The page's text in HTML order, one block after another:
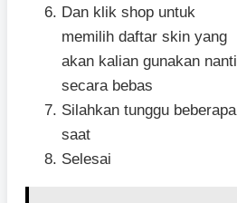
Dan klik shop untuk
memilih daftar skin yang
akan kalian gunakan nanti
secara bebas
Silahkan tunggu beberapa
saat
Selesai